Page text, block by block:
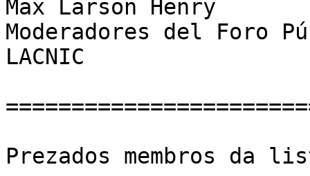
Max Larson Henry
Moderadores del Foro
LACNIC
Prezados membros da